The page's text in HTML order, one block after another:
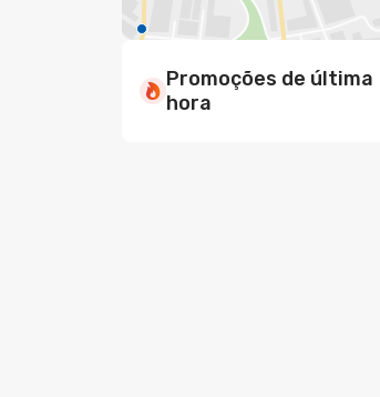
Promoções de última
hora